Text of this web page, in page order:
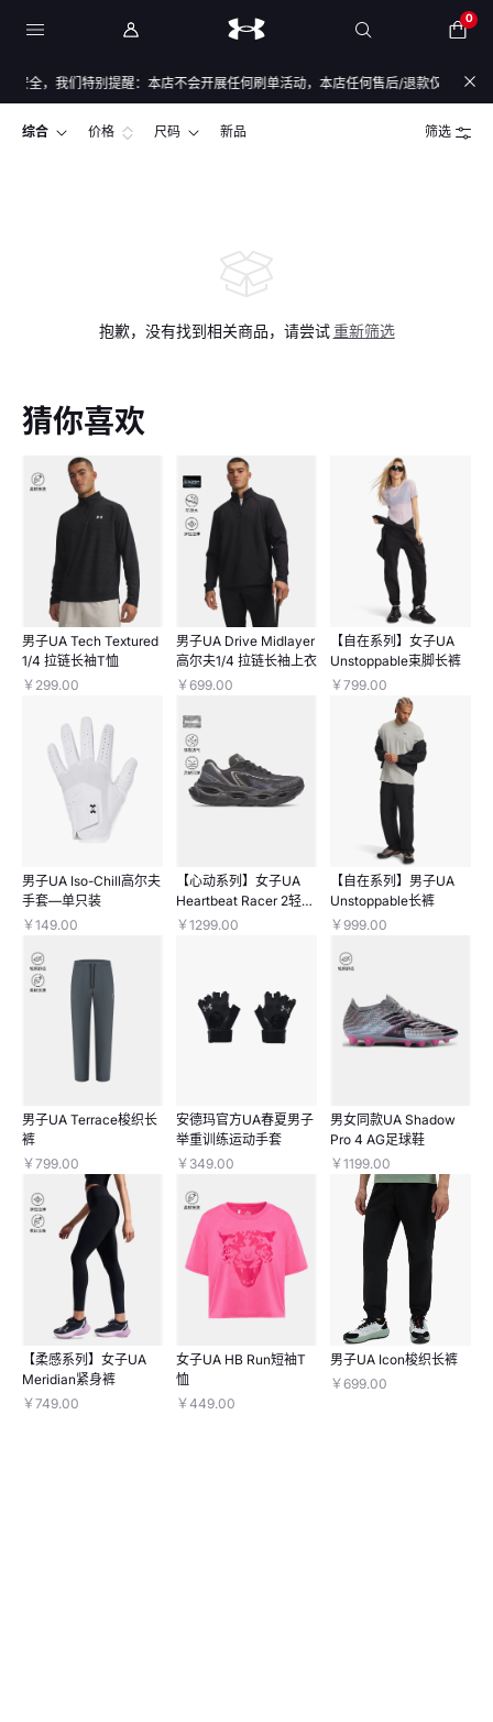
0
全，我们特别提醒：本店不会开展任何刷单活动，本店任何售后/退款仅通过店
综合 价格 尺码 新品 筛选
抱歉，没有找到相关商品，请尝试 重新筛选
猜你喜欢
男子UA Tech Textured
1/4 拉链长袖T恤
￥299.00
男子UA Drive Midlayer
高尔夫1/4 拉链长袖上衣
￥699.00
【自在系列】女子UA
Unstoppable束脚长裤
￥799.00
男子UA Iso-Chill高尔夫
手套—单只装
￥149.00
【心动系列】女子UA
Heartbeat Racer 2轻质
跑鞋
￥1299.00
【自在系列】男子UA
Unstoppable长裤
￥999.00
男子UA Terrace梭织长
裤
￥799.00
安德玛官方UA春夏男子
举重训练运动手套
￥349.00
男女同款UA Shadow
Pro 4 AG足球鞋
￥1199.00
【柔感系列】女子UA
Meridian紧身裤
￥749.00
女子UA HB Run短袖T
恤
￥449.00
男子UA Icon梭织长裤
￥699.00